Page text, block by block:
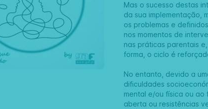
Mas o sucesso destas
da sua implementação,
os problemas e
nos momentos de
nas práticas parentais
forma, o ciclo é
No entanto, devido a
dificuldades
mental e/ou física ou ao
aberta ou resistências